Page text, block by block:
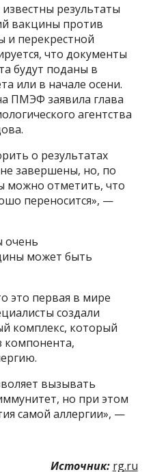
известны результаты
вакцины против
и перекрестной
что документы
будут поданы в
или в начале осени.
ПМЭФ заявила глава
агентства
о результатах
завершены, но, по
можно отметить, что
переносится», —
очень
может быть
это первая в мире
создали
комплекс, который
компонента,
вызывать
но при этом
самой аллергии», —
Источник: rg.ru